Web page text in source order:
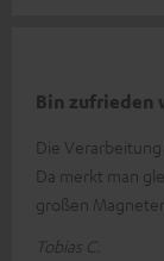
Bin zufrieden
Die
Da merkt man
großen
Tobias C.